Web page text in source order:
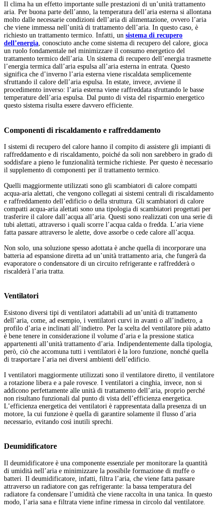
Il clima ha un effetto importante sulle prestazioni di un’unità trattamento
aria. Per buona parte dell’anno, la temperatura dell’aria esterna si allontana
molto dalle necessarie condizioni dell’aria di alimentazione, ovvero l’aria
che viene immessa nell’unità di trattamento dell’aria. In questo caso, è
richiesto un trattamento termico. Infatti, un sistema di recupero
dell’energia, conosciuto anche come sistema di recupero del calore, gioca
un ruolo fondamentale nel minimizzare il consumo energetico del
trattamento termico dell’aria. Un sistema di recupero dell’energia trasmette
l’energia termica dall’aria espulsa all’aria esterna in entrata. Questo
significa che d’inverno l’aria esterna viene riscaldata semplicemente
sfruttando il calore dell’aria espulsa. In estate, invece, avviene il
procedimento inverso: l’aria esterna viene raffreddata sfruttando le basse
temperature dell’aria espulsa. Dal punto di vista del risparmio energetico
questo sistema risulta essere davvero efficiente.
Componenti di riscaldamento e raffreddamento
I sistemi di recupero del calore hanno il compito di assistere gli impianti di
raffreddamento e di riscaldamento, poiché da soli non sarebbero in grado di
soddisfare a pieno le funzionalità termiche richieste. Per questo è necessario
il supplemento di componenti per il trattamento termico.
Quelli maggiormente utilizzati sono gli scambiatori di calore compatti
acqua-aria alettati, che vengono collegati ai sistemi centrali di riscaldamento
e raffreddamento dell’edificio o della struttura. Gli scambiatori di calore
compatti acqua-aria alettati sono una tipologia di scambiatori progettati per
trasferire il calore dall’acqua all’aria. Questi sono realizzati con una serie di
tubi alettati, attraverso i quali scorre l’acqua calda o fredda. L’aria viene
fatta passare attraverso le alette, dove assorbe o cede calore all’acqua.
Non solo, una soluzione spesso adottata è anche quella di incorporare una
batteria ad espansione diretta ad un’unità trattamento aria, che fungerà da
evaporatore o condensatore di un circuito refrigerante e raffredderà o
riscalderà l’aria tratta.
Ventilatori
Esistono diversi tipi di ventilatori adattabili ad un’unità di trattamento
dell’aria, come, ad esempio, i ventilatori curvi in avanti o all’indietro, a
profilo d’aria e inclinati all’indietro. Per la scelta del ventilatore più adatto
è bene tenere in considerazione il volume d’aria e la pressione statica
appartenenti all’unità trattamento d’aria. Indipendentemente dalla tipologia,
però, ciò che accomuna tutti i ventilatori è la loro funzione, nonché quella
di trasportare l’aria nei diversi ambienti dell’edificio.
I ventilatori maggiormente utilizzati sono il ventilatore diretto, il ventilatore
a rotazione libera e a pale rovesce. I ventilatori a cinghia, invece, non si
addicono perfettamente alle unità di trattamento dell’aria, proprio perché
non risultano funzionali dal punto di vista dell’efficienza energetica.
L’efficienza energetica dei ventilatori è rappresentata dalla presenza di un
motore, la cui funzione è quella di garantire solamente il flusso d’aria
necessario, evitando così inutili sprechi.
Deumidificatore
Il deumidificatore è una componente essenziale per monitorare la quantità
di umidità nell’aria e minimizzare la possibile formazione di muffe o
batteri. Il deumidificatore, infatti, filtra l’aria, che viene fatta passare
attraverso un radiatore con gas refrigerante: la bassa temperatura del
radiatore fa condensare l’umidità che viene raccolta in una tanica. In questo
modo, l’aria sana e filtrata viene infine rimessa in circolo dal ventilatore.